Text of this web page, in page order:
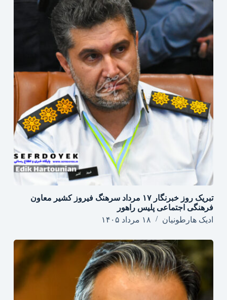
تبریک روز خبرنگار ۱۷ مرداد سرهنگ فیروز کشیر معاون
فرهنگی اجتماعی پلیس راهور
ادیک هارطونیان
۱۸ مرداد ۱۴۰۵